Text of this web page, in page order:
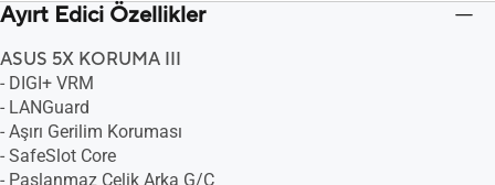
Ayırt Edici Özellikler
ASUS 5X KORUMA III
- DIGI+ VRM
- LANGuard
- Aşırı Gerilim Koruması
- SafeSlot Core
- Paslanmaz Çelik Arka G/Ç